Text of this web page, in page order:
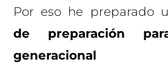
Por eso he preparado
de preparación
generacional